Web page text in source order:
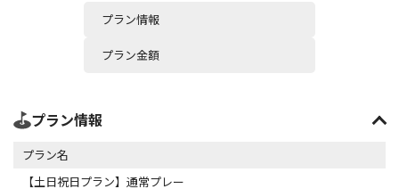
プラン情報
プラン金額
プラン情報
プラン名
【土日祝日プラン】通常プレー